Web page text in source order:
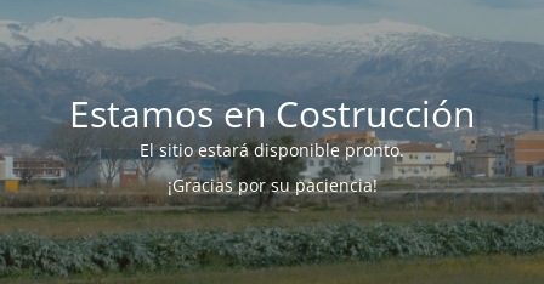
Estamos en Costrucción
El sitio estará disponible pronto.
¡Gracias por su paciencia!